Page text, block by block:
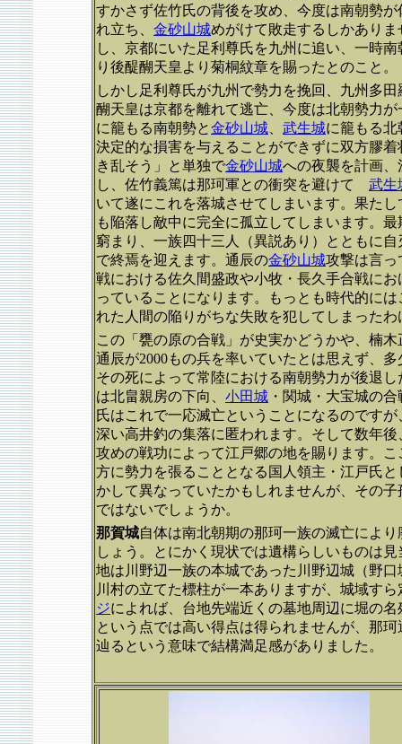
すかさず佐竹氏の背後を攻め、今度は南朝勢
れ立ち、 金砂山城めがけて敗走するしかあり
し、京都にいた足利尊氏を九州に追い、一時
り後醍醐天皇より菊桐紋章を賜ったとのこと。
しかし足利尊氏が九州で勢力を挽回、九州多
醐天皇は京都を離れて逃亡、今度は北朝勢力
に籠もる南朝勢と金砂山城 武生城に籠もる
決定的な損害を与えることができずに双方膠
き乱そう」と単独で金砂山城への夜襲を計画
し、佐竹義篤は那珂軍との衝突を避けて 武生
いて遂にこれを落城させてしまいます。果た
も陥落し敵中に完全に孤立してしまいます。
窮まり、一族四十三人（異説あり）とともに
で終焉を迎えます。通辰の金砂山城攻撃は言っ
戦における佐久間盛政や小牧・長久手合戦に
っていることになります。もっとも時代的に
れた人間の陥りがちな失敗を犯してしまった
この「甕の原の合戦」が史実かどうかや、楠
通辰が2000もの兵を率いていたとは思えず、
その死によって常陸における南朝勢力が後退
は北畠親房の下向、 小田城 ・関城・大宝城の
氏はこれで一応滅亡ということになるのです
深い高井釣の集落に匿われます。そして数年
攻めの戦功によって江戸郷の地を賜ります。
方に勢力を張ることとなる国人領主・江戸氏
かして異なっていたかもしれませんが、その
ではないでしょうか。
那賀城自体は南北朝期の那珂一族の滅亡によ
しょう。とにかく現状では遺構らしいものは
地は川野辺一族の本城であった川野辺城（野
川村の立てた標柱が一本ありますが、城域す
ジによれば、台地先端近くの墓地周辺に堀の
という点では高い得点は得られませんが、那
辿るという意味で結構満足感がありました。